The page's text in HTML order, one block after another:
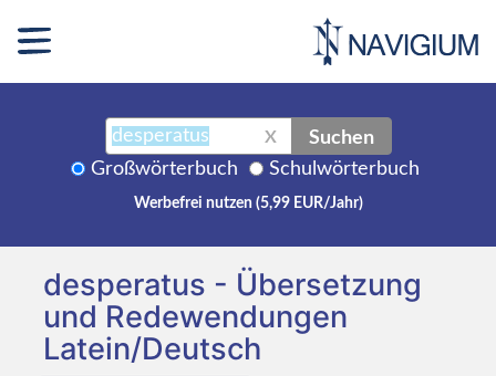
X Suchen
Großwörterbuch Schulwörterbuch
Werbefrei nutzen (5,99 EUR/Jahr)
desperatus - Übersetzung
und Redewendungen
Latein/Deutsch